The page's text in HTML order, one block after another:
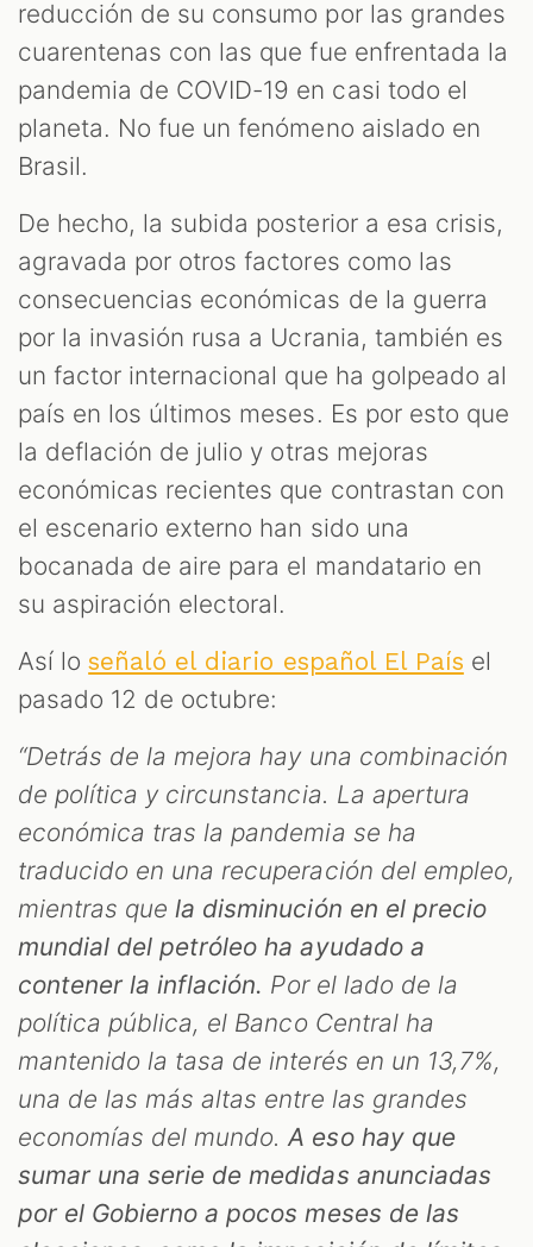
reducción de su consumo por las grandes
cuarentenas con las que fue enfrentada la
pandemia de COVID-19 en casi todo el
planeta. No fue un fenómeno aislado en
Brasil.
De hecho, la subida posterior a esa crisis,
agravada por otros factores como las
consecuencias económicas de la guerra
por la invasión rusa a Ucrania, también es
un factor internacional que ha golpeado al
país en los últimos meses. Es por esto que
la deflación de julio y otras mejoras
económicas recientes que contrastan con
el escenario externo han sido una
bocanada de aire para el mandatario en
su aspiración electoral.
Así loseñaló el diario español El País el
pasado 12 de octubre:
“Detrás de la mejora hay una combinación
de política y circunstancia. La apertura
económica tras la pandemia se ha
traducido en una recuperación del empleo,
mientras que la disminución en el precio
mundial del petróleo ha ayudado a
contener la inflación. Por el lado de la
política pública, el Banco Central ha
mantenido la tasa de interés en un 13,7%,
una de las más altas entre las grandes
economías del mundo.A eso hay que
sumar una serie de medidas anunciadas
por el Gobierno a pocos meses de las